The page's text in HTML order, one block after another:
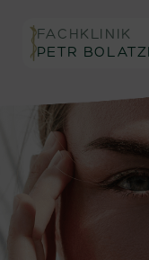
FACHKLINIK
PETR